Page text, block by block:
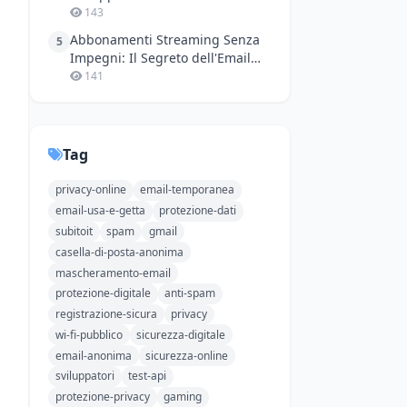
Numeri Virtuali Senza Stress
143
5 Abbonamenti Streaming Senza
Impegni: Il Segreto dell'Email
Temporanea
141
Tag
privacy-online
email-temporanea
email-usa-e-getta
protezione-dati
subitoit
spam
gmail
casella-di-posta-anonima
mascheramento-email
protezione-digitale
anti-spam
registrazione-sicura
privacy
wi-fi-pubblico
sicurezza-digitale
email-anonima
sicurezza-online
sviluppatori
test-api
protezione-privacy
gaming